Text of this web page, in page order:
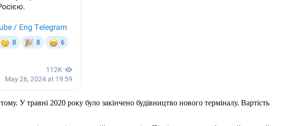
У травні 2020 року було закінчено будівництво нового терміналу. Вартість